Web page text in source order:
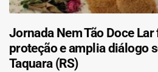
Jornada Nem Tão Doce
proteção e amplia diálogo
Taquara (RS)